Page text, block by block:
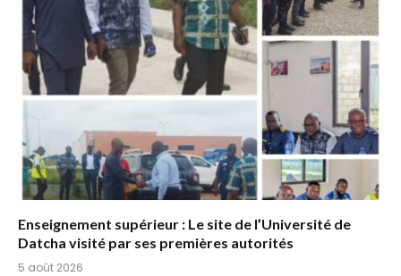
Enseignement supérieur : Le site de l’Université de
Datcha visité par ses premières autorités
5 août 2026